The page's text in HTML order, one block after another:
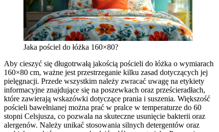
Jaka pościel do łóżka 160×80?
Aby cieszyć się długotrwałą jakością pościeli do łóżka o wymiarach
160×80 cm, ważne jest przestrzeganie kilku zasad dotyczących jej
pielęgnacji. Przede wszystkim należy zwracać uwagę na etykiety
informacyjne znajdujące się na poszewkach oraz prześcieradłach,
które zawierają wskazówki dotyczące prania i suszenia. Większość
pościeli bawełnianej można prać w pralce w temperaturze do 60
stopni Celsjusza, co pozwala na skuteczne usunięcie bakterii oraz
alergenów. Należy unikać stosowania silnych detergentów oraz